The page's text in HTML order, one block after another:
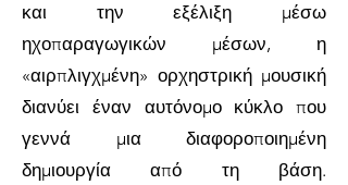
και την εξέλιξη μέσω
ηχοπαραγωγικών μέσων, η
«αιρπλιγχμένη» ορχηστρική μουσική
διανύει έναν αυτόνομο κύκλο που
γεννά μια διαφοροποιημένη
δημιουργία από τη βάση.